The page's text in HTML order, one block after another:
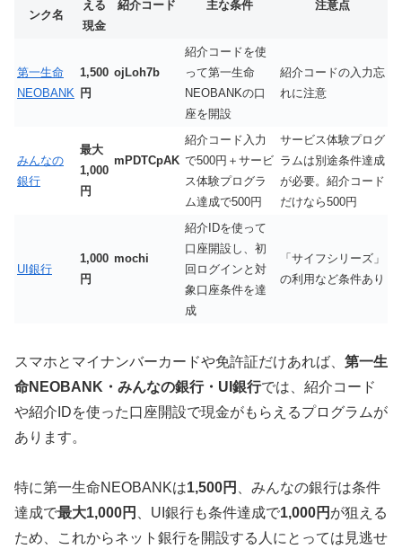
ンク名
える
現金
紹介コード 主な条件 注意点
第一生命
NEOBANK
1,500
円
ojLoh7b
紹介コードを使
って第一生命
NEOBANKの口
座を開設
紹介コードの入力忘
れに注意
みんなの
銀行
最大
1,000
円
mPDTCpAK
紹介コード入力
で500円＋サービ
ス体験プログラ
ム達成で500円
サービス体験プログ
ラムは別途条件達成
が必要。紹介コード
だけなら500円
UI銀行
1,000
円
mochi
紹介IDを使って
口座開設し、初
回ログインと対
象口座条件を達
成
「サイフシリーズ」
の利用など条件あり
スマホとマイナンバーカードや免許証だけあれば、 第一生
命NEOBANK・みんなの銀行・UI銀行では、紹介コード
や紹介IDを使った口座開設で現金がもらえるプログラムが
あります。
特に第一生命NEOBANKは1,500円
、みんなの銀行は条件
達成で最大1,000円 、UI銀行も条件達成で1,000円 が狙える
ため、これからネット銀行を開設する人にとっては見逃せ